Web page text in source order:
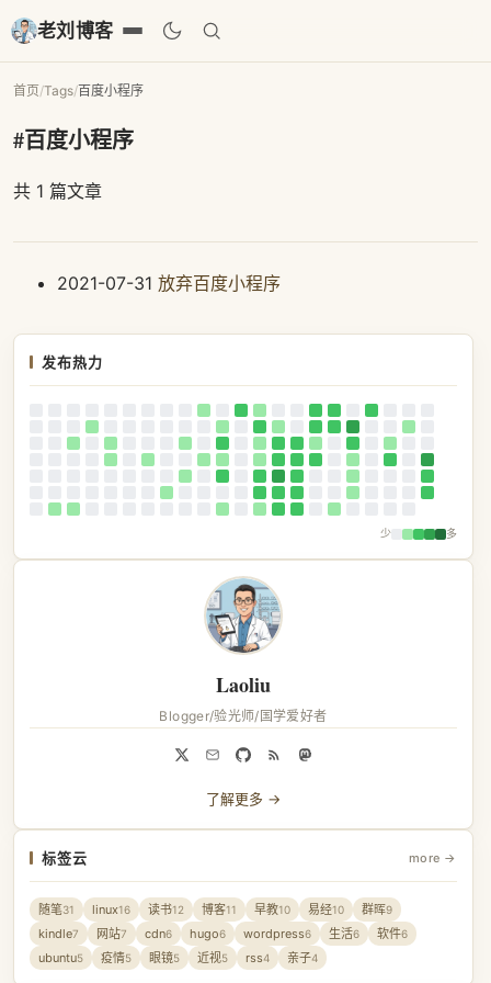
老刘博客
首页/Tags/百度小程序
#百度小程序
共 1 篇文章
2021-07-31 放弃百度小程序
发布热力
少 多
Laoliu
Blogger/验光师/国学爱好者
了解更多 →
标签云 more →
随笔31 linux16 读书12 博客11 早教10 易经10 群晖9
kindle7 网站7 cdn6 hugo6 wordpress6 生活6 软件6
ubuntu5 疫情5 眼镜5 近视5 rss4 亲子4